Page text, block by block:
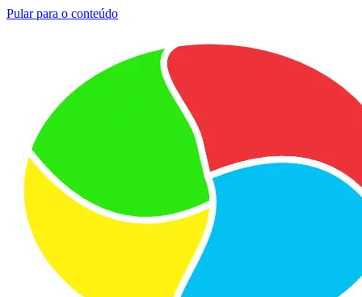
Pular para o conteúdo